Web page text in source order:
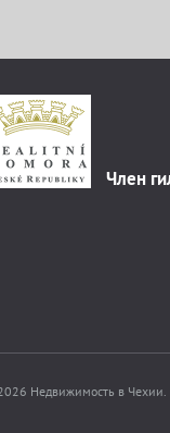
Член
Недвижимость в Чехии.